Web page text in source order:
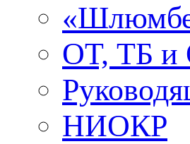
ОТ, ТБ
НИОКР